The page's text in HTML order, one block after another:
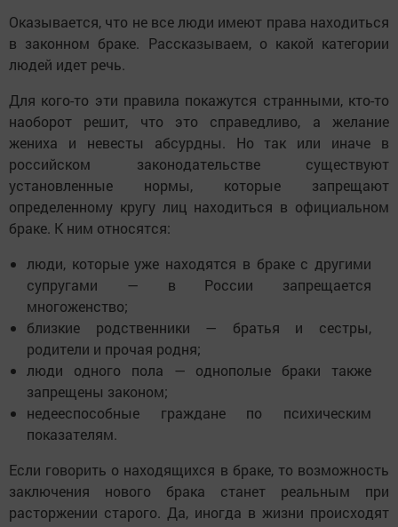
Оказывается, что не все люди имеют права находиться
в законном браке. Рассказываем, о какой категории
людей идет речь.
Для кого-то эти правила покажутся странными, кто-то
наоборот решит, что это справедливо, а желание
жениха и невесты абсурдны. Но так или иначе в
российском законодательстве существуют
установленные нормы, которые запрещают
определенному кругу лиц находиться в официальном
браке. К ним относятся:
люди, которые уже находятся в браке с другими
супругами — в России запрещается
многоженство;
близкие родственники — братья и сестры,
родители и прочая родня;
люди одного пола — однополые браки также
запрещены законом;
недееспособные граждане по психическим
показателям.
Если говорить о находящихся в браке, то возможность
заключения нового брака станет реальным при
расторжении старого. Да, иногда в жизни происходят